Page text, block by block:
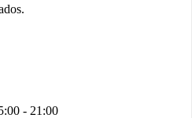
- 21:00